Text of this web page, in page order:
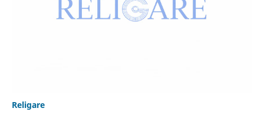
Religare